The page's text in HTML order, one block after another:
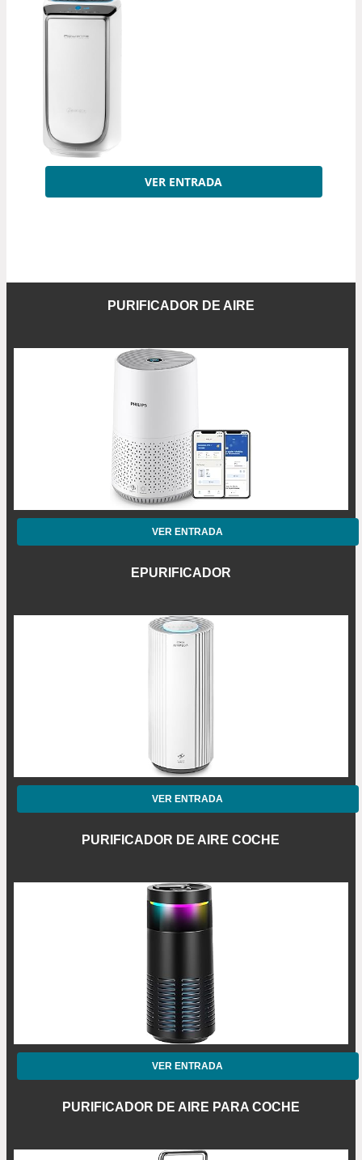
VER ENTRADA
PURIFICADOR DE AIRE
VER ENTRADA
EPURIFICADOR
VER ENTRADA
PURIFICADOR DE AIRE COCHE
VER ENTRADA
PURIFICADOR DE AIRE PARA COCHE